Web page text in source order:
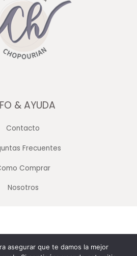
& AYUDA
Contacto
Frecuentes
Comprar
Nosotros
asegurar que te damos la mejor